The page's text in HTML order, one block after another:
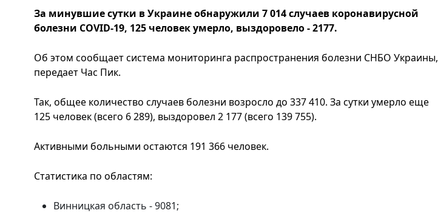
За минувшие сутки в Украине обнаружили 7 014 случаев коронавирусной
болезни COVID-19, 125 человек умерло, выздоровело - 2177.
Об этом сообщает система мониторинга распространения болезни СНБО Украины,
передает Час Пик.
Так, общее количество случаев болезни возросло до 337 410. За сутки умерло еще
125 человек (всего 6 289), выздоровел 2 177 (всего 139 755).
Активными больными остаются 191 366 человек.
Статистика по областям:
Винницкая область - 9081;